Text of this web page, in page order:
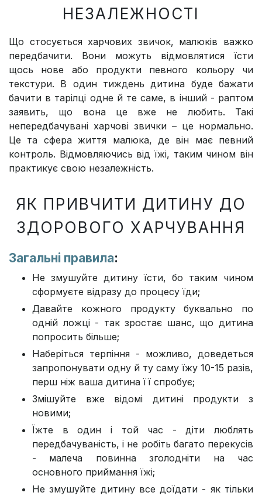
НЕЗАЛЕЖНОСТІ
Що стосується харчових звичок, малюків важко
передбачити. Вони можуть відмовлятися їсти
щось нове або продукти певного кольору чи
текстури. В один тиждень дитина буде бажати
бачити в тарілці одне й те саме, в інший - раптом
заявить, що вона це вже не любить. Такі
непередбачувані харчові звички – це нормально.
Це та сфера життя малюка, де він має певний
контроль. Відмовляючись від їжі, таким чином він
практикує свою незалежність.
ЯК ПРИВЧИТИ ДИТИНУ ДО
ЗДОРОВОГО ХАРЧУВАННЯ
Загальні правила:
Не змушуйте дитину їсти, бо таким чином
сформуєте відразу до процесу їди;
Давайте кожного продукту буквально по
одній ложці - так зростає шанс, що дитина
попросить більше;
Наберіться терпіння - можливо, доведеться
запропонувати одну й ту саму їжу 10-15 разів,
перш ніж ваша дитина її спробує;
Змішуйте вже відомі дитині продукти з
новими;
Їжте в один і той час - діти люблять
передбачуваність, і не робіть багато перекусів
- малеча повинна зголодніти на час
основного приймання їжі;
Не змушуйте дитину все доїдати - як тільки